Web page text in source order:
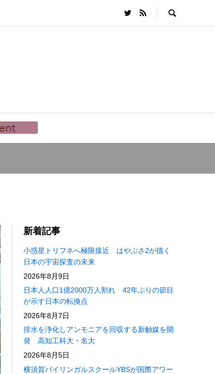
新着記事
小惑星トリフネへ極限接近 はやぶさ2が描く
日本の宇宙探査の未来
2026年8月9日
日本人人口1億2000万人割れ 42年ぶりの節目
が示す日本の転換点
2026年8月7日
排水を浄化しアンモニアを回収する新触媒を開
発 高知工科大・名大
2026年8月5日
横須賀バイリンガルスクールYBSが国際アワー